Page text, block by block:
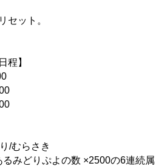
セット。
程】
/むらさき
みどりぷよの数 ×2500の6連続属